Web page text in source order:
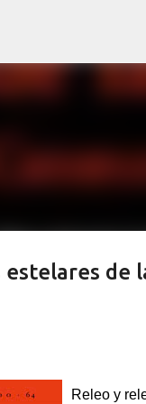
de
Releo y